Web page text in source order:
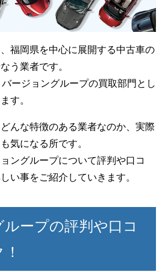
福岡県を中心に展開する中古車の
う業者です。
ージョングループの買取部門とし
す。
んな特徴のある業者なのか、実際
気になる所です。
ングループについて評判や口コ
い事をご紹介していきます。
ープの評判や口コ